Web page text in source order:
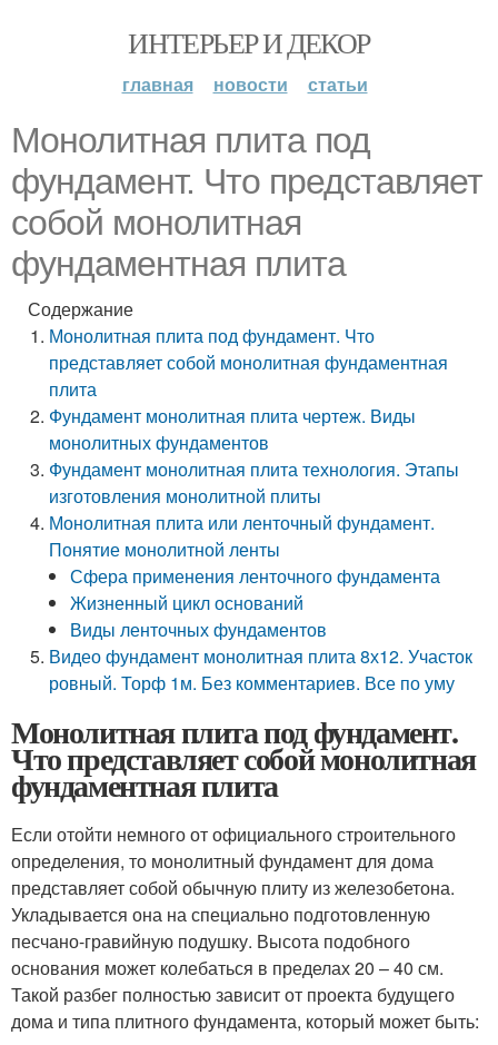
ИНТЕРЬЕР И ДЕКОР
главная новости статьи
Монолитная плита под
фундамент. Что представляет
собой монолитная
фундаментная плита
Содержание
Монолитная плита под фундамент. Что
представляет собой монолитная фундаментная
плита
Фундамент монолитная плита чертеж. Виды
монолитных фундаментов
Фундамент монолитная плита технология. Этапы
изготовления монолитной плиты
Монолитная плита или ленточный фундамент.
Понятие монолитной ленты
Сфера применения ленточного фундамента
Жизненный цикл оснований
Виды ленточных фундаментов
Видео фундамент монолитная плита 8х12. Участок
ровный. Торф 1м. Без комментариев. Все по уму
Монолитная плита под фундамент.
Что представляет собой монолитная
фундаментная плита
Если отойти немного от официального строительного
определения, то монолитный фундамент для дома
представляет собой обычную плиту из железобетона.
Укладывается она на специально подготовленную
песчано-гравийную подушку. Высота подобного
основания может колебаться в пределах 20 – 40 см.
Такой разбег полностью зависит от проекта будущего
дома и типа плитного фундамента, который может быть: